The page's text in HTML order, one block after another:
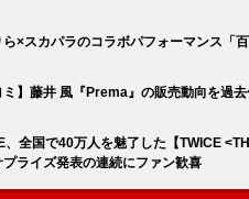
ら×スカパラのコラボパフォーマンス「
ミ】藤井 風『Prema』の販売動向を過
、全国で40万人を魅了した【TWICE
ライズ発表の連続にファン歓喜